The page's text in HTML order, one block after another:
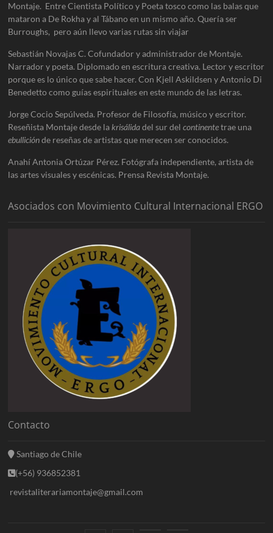
Montaje. Entre Cientista Político y Poeta tosco como las balas que
mataron a De Rokha y al Tábano en un mismo año. Quería ser
Burroughs, pero aún llevo varias rutas sin viajar
Sebastián Novajas C. Cofundador y administrador de Montaje.
Narrador y poeta. Diplomado en escritura creativa. Lector y escritor
porque es lo único que sabe hacer. Con Kjell Askildsen y Antonio Di
Benedetto como guías espirituales en este mundo de las letras.
Jorge Cocio Sepúlveda. Profesor de Filosofía, músico y escritor.
Reseñista Montaje desde lakrisálidadel sur delcontinentetrae una
ebulliciónde reseñas de artistas que merecen ser conocidos.
Anahí Antonia Ortúzar Pérez. Fotógrafa independiente, artista de
las artes visuales y escénicas. Prensa Revista Montaje.
Asociados con Movimiento Cultural Internacional ERGO
Contacto
Santiago de Chile
(+56) 936852381
revistaliterariamontaje@gmail.com